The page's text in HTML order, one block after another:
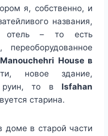
я, собственно, и
названия,
отель – то есть
переоборудованное
Manouchehri House в
новое здание,
руин, то в Isfahan
старина.
доме в старой части